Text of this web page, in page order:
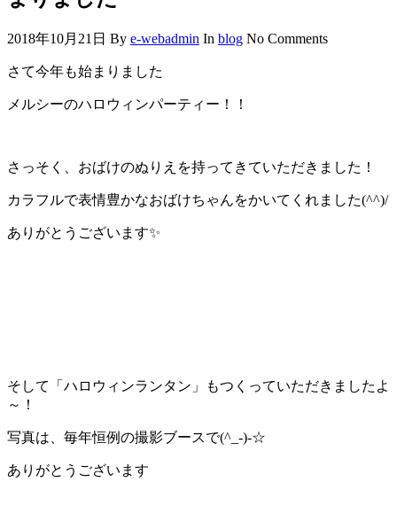
2018年10月21日 By e-webadmin In blog No Comments
さて今年も始まりました
メルシーのハロウィンパーティー！！
さっそく、おばけのぬりえを持ってきていただきました！
カラフルで表情豊かなおばけちゃんをかいてくれました(^^)/
ありがとうございます✨
そして「ハロウィンランタン」もつくっていただきましたよ
～！
写真は、毎年恒例の撮影ブースで(^_-)-☆
ありがとうございます